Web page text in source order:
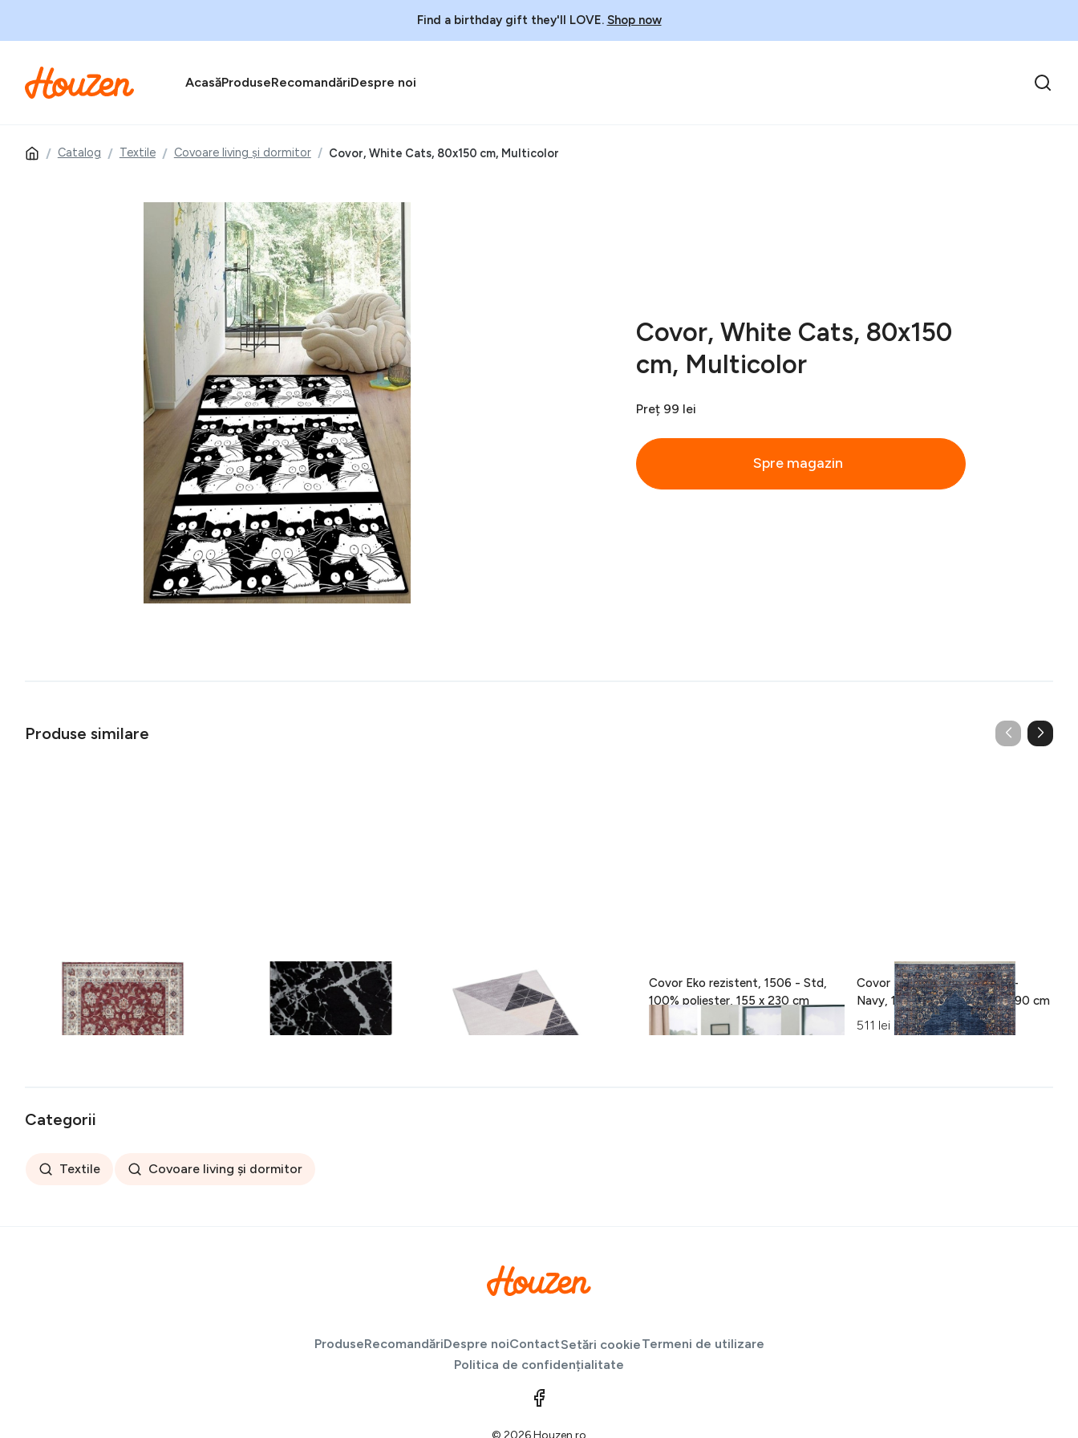
Find a birthday gift they'll LOVE. Shop now
AcasăProduseRecomandăriDespre noi
Catalog Textile Covoare living și dormitor Covor, White Cats, 80x150 cm, Multicolor
Covor, White Cats, 80x150
cm, Multicolor
Preț 99 lei
Spre magazin
Produse similare
Covor rezistent Eko, ALT 05 - Red,
Ivory, 100% poliester, 80 x 150 cm
Covor rezistent SM 21 - Black,
Silver XW, 80x300 cm
441 lei
Covor Eva, Heinner, 160 x 230 cm,
100% poliester, gri
189 lei
Covor Eko rezistent, 1506 - Std,
100% poliester, 155 x 230 cm
418 lei
Covor Eko rezistent, ALT 01 -
Navy, 100% poliester, 130 x 190 cm
511 lei
Categorii
Textile Covoare living și dormitor
ProduseRecomandăriDespre noiContactSetări cookieTermeni de utilizare
Politica de confidențialitate